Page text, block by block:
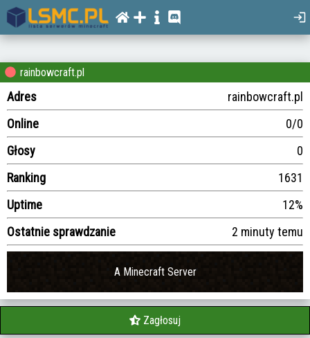
rainbowcraft.pl
Adres
rainbowcraft.pl
Online
0/0
Głosy
0
Ranking
1631
Uptime
12%
Ostatnie sprawdzanie
2 minuty temu
A Minecraft Server
Zagłosuj